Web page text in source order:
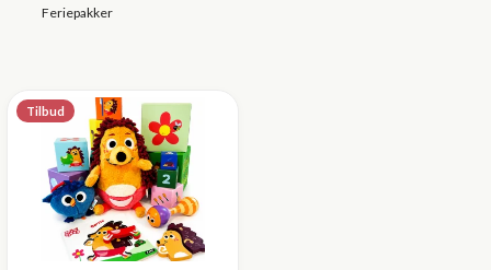
Feriepakker
Tilbud